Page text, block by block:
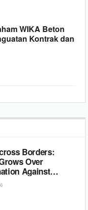
WIKA Beton
Kontrak dan
Borders:
Over
Against
Members Abroad